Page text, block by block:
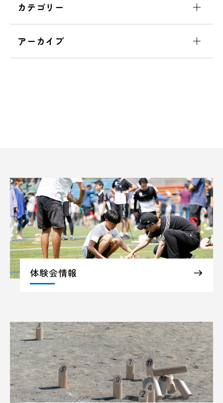
カテゴリー
アーカイブ
体験会情報